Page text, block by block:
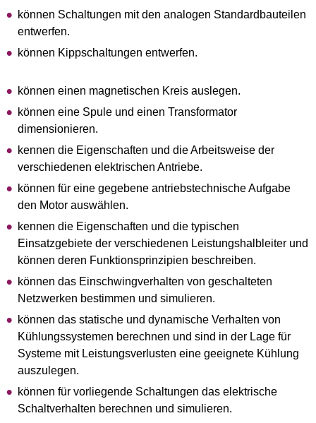
können Schaltungen mit den analogen Standardbauteilen
entwerfen.
können Kippschaltungen entwerfen.
können einen magnetischen Kreis auslegen.
können eine Spule und einen Transformator
dimensionieren.
kennen die Eigenschaften und die Arbeitsweise der
verschiedenen elektrischen Antriebe.
können für eine gegebene antriebstechnische Aufgabe
den Motor auswählen.
kennen die Eigenschaften und die typischen
Einsatzgebiete der verschiedenen Leistungshalbleiter und
können deren Funktionsprinzipien beschreiben.
können das Einschwingverhalten von geschalteten
Netzwerken bestimmen und simulieren.
können das statische und dynamische Verhalten von
Kühlungssystemen berechnen und sind in der Lage für
Systeme mit Leistungsverlusten eine geeignete Kühlung
auszulegen.
können für vorliegende Schaltungen das elektrische
Schaltverhalten berechnen und simulieren.